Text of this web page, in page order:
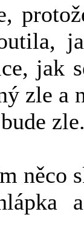
jak
zle a
něco